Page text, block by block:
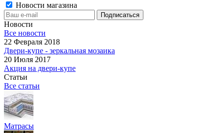
Новости магазина
Новости
Все новости
22 Февраля 2018
Двери-купе - зеркальная мозаика
20 Июля 2017
Акция на двери-купе
Статьи
Все статьи
Матрасы